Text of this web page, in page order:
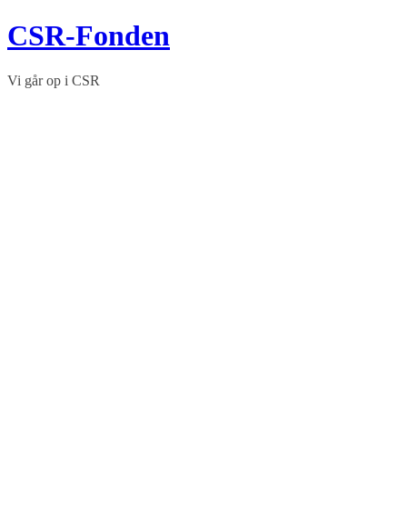
Skip
to
CSR-Fonden
Vi går op i CSR